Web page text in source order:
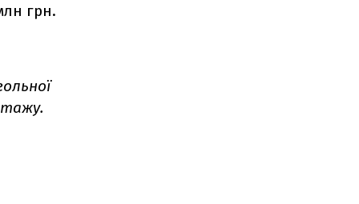
грн.